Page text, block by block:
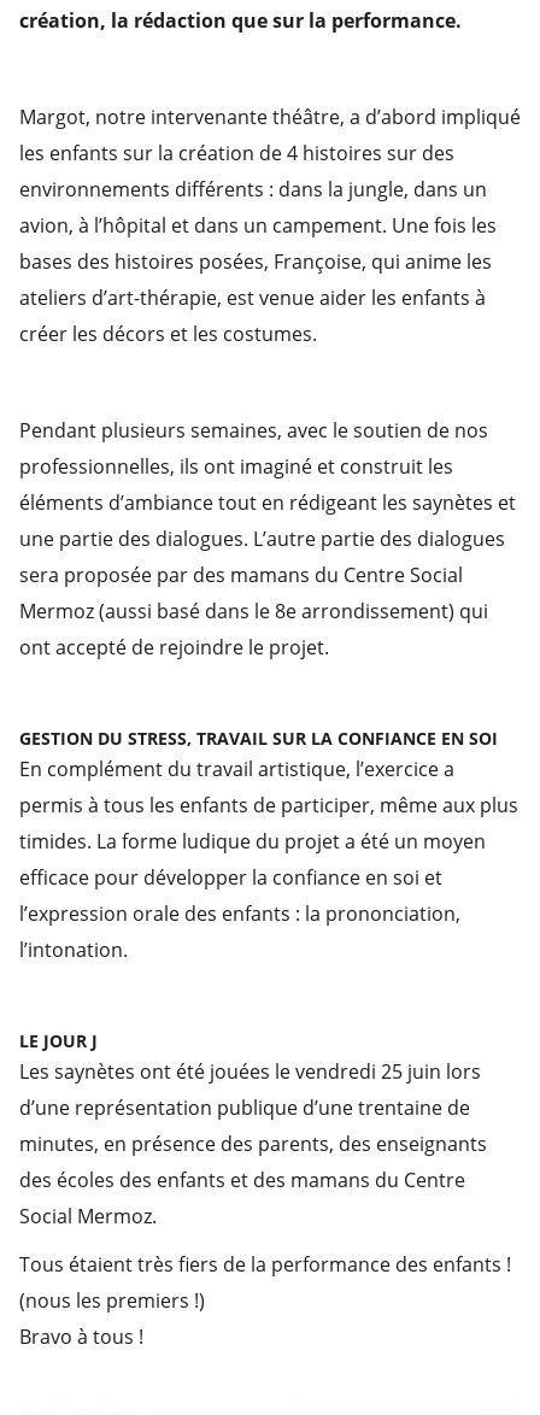
création, la rédaction que sur la performance.
Margot, notre intervenante théâtre, a d’abord impliqué
les enfants sur la création de 4 histoires sur des
environnements différents : dans la jungle, dans un
avion, à l’hôpital et dans un campement. Une fois les
bases des histoires posées, Françoise, qui anime les
ateliers d’art-thérapie, est venue aider les enfants à
créer les décors et les costumes.
Pendant plusieurs semaines, avec le soutien de nos
professionnelles, ils ont imaginé et construit les
éléments d’ambiance tout en rédigeant les saynètes et
une partie des dialogues. L’autre partie des dialogues
sera proposée par des mamans du Centre Social
Mermoz (aussi basé dans le 8e arrondissement) qui
ont accepté de rejoindre le projet.
GESTION DU STRESS, TRAVAIL SUR LA CONFIANCE EN SOI
En complément du travail artistique, l’exercice a
permis à tous les enfants de participer, même aux plus
timides. La forme ludique du projet a été un moyen
efficace pour développer la confiance en soi et
l’expression orale des enfants : la prononciation,
l’intonation.
LE JOUR J
Les saynètes ont été jouées le vendredi 25 juin lors
d’une représentation publique d’une trentaine de
minutes, en présence des parents, des enseignants
des écoles des enfants et des mamans du Centre
Social Mermoz.
Tous étaient très fiers de la performance des enfants !
(nous les premiers !)
Bravo à tous !